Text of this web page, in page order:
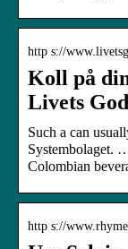
http s://
Koll på
Livets
Such a can
Systembolaget.
Colombian
http s://